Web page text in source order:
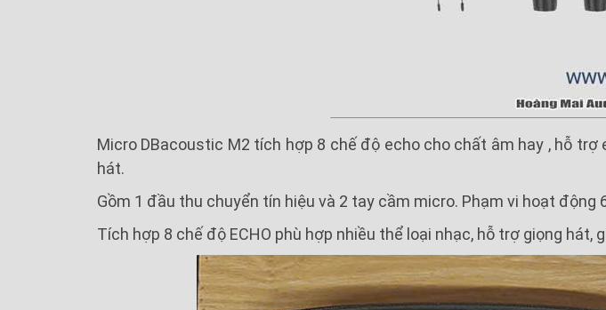
Micro DBacoustic M2 tích hợp 8 chế độ echo cho chất âm hay , hỗ
hát.
Gồm 1 đầu thu chuyển tín hiệu và 2 tay cầm micro. Phạm vi hoạt động
Tích hợp 8 chế độ ECHO phù hợp nhiều thể loại nhạc, hỗ trợ giọng